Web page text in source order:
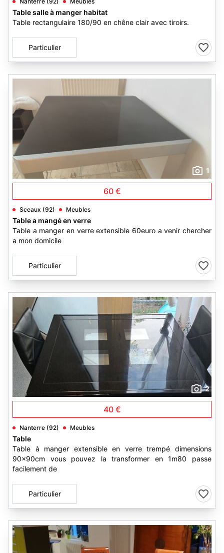
Table salle à manger habitat
Table rectangulaire 180/90 en chêne clair avec tiroirs.
Particulier
1
60 €
Sceaux (92) Meubles
Table a mangé en verre
Table a manger en verre extensible 60euro a venir chercher
a mon domicile
Particulier
2
40 €
Nanterre (92) Meubles
Table
Table à manger extensible en verre trempé dimensions
90x90cm vous pouvez la transformer en 1m80 passe
facilement de
Particulier